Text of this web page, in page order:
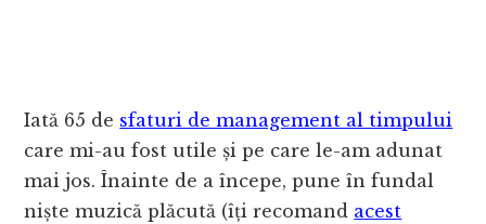
Iată 65 de sfaturi de management al timpului
care mi-au fost utile și pe care le-am adunat
mai jos. Înainte de a începe, pune în fundal
niște muzică plăcută (îți recomand acest